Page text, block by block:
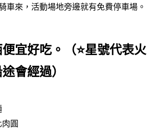
車來，活動場地旁邊就有免費停車場。
宜好吃。（⭐星號代表火
會經過）
肉圓